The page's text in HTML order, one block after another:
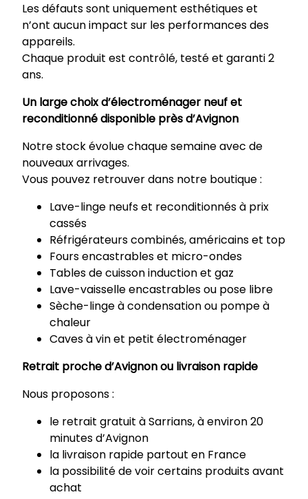
Les défauts sont uniquement esthétiques et
n’ont aucun impact sur les performances des
appareils.
Chaque produit est contrôlé, testé et garanti 2
ans.
Un large choix d’électroménager neuf et
reconditionné disponible près d’Avignon
Notre stock évolue chaque semaine avec de
nouveaux arrivages.
Vous pouvez retrouver dans notre boutique :
Lave-linge neufs et reconditionnés à prix
cassés
Réfrigérateurs combinés, américains et top
Fours encastrables et micro-ondes
Tables de cuisson induction et gaz
Lave-vaisselle encastrables ou pose libre
Sèche-linge à condensation ou pompe à
chaleur
Caves à vin et petit électroménager
Retrait proche d’Avignon ou livraison rapide
Nous proposons :
le retrait gratuit à Sarrians, à environ 20
minutes d’Avignon
la livraison rapide partout en France
la possibilité de voir certains produits avant
achat